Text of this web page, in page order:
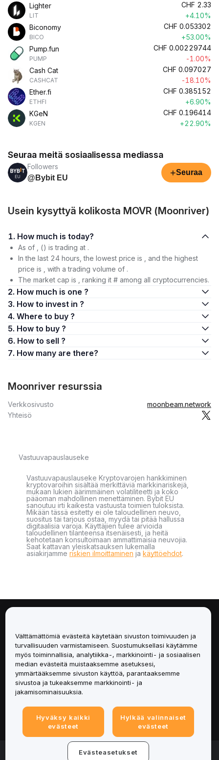
Lighter
LIT
CHF 2.33
+4.10%
Biconomy
BICO
CHF 0.053302
+53.00%
Pump.fun
PUMP
CHF 0.00229744
-1.00%
Cash Cat
CASHCAT
CHF 0.097027
-18.10%
Ether.fi
ETHFI
CHF 0.385152
+6.90%
KGeN
KGEN
CHF 0.196414
+22.90%
Seuraa meitä sosiaalisessa mediassa
Followers
@Bybit EU
+Seuraa
Usein kysyttyä kolikosta MOVR (Moonriver)
1. How much is today?
As of , () is trading at .
In the last 24 hours, the lowest price is , and the highest
price is , with a trading volume of .
The market cap is , ranking it # among all cryptocurrencies.
2. How much is one ?
3. How to invest in ?
4. Where to buy ?
5. How to buy ?
6. How to sell ?
7. How many are there?
Moonriver resurssia
Verkkosivusto
moonbeam.network
Yhteisö
Vastuuvapauslauseke
Vastuuvapauslauseke Kryptovarojen hankkiminen
kryptovaroihin sisältää merkittäviä markkinariskejä,
mukaan lukien äärimmäinen volatiliteetti ja koko
pääoman mahdollinen menettäminen. Bybit EU
sanoutuu irti kaikesta vastuusta toimien tuloksista.
Mikään tässä esitetty ei ole taloudellinen neuvo,
suositus tai tarjous ostaa, myydä tai pitää hallussa
digitaalisia varoja. Käyttäjien tulee arvioida
taloudellinen tilanteensa itsenäisesti, ja heitä
kehotetaan konsultoimaan ammattimaisia neuvojia.
Saat kattavan yleiskatsauksen lukemalla
asiakirjamme riskien ilmoittaminen ja käyttöehdot.
Palvelut
Tuki
Tuotteet
Lakiasiat
© 2025-2026 Bybit.eu. All rights reserved.
Välttämättömiä evästeitä käytetään sivuston toimivuuden ja
turvallisuuden varmistamiseen. Suostumuksellasi käytämme
myös toiminnallisia, analytiikka-, markkinointi- ja sosiaalisen
median evästeitä muistaaksemme asetuksesi,
ymmärtääksemme sivuston käyttöä, parantaaksemme
sivustoa ja tukeaksemme markkinointi- ja
jakamisominaisuuksia.
Hyväksy kaikki
evästeet
Hylkää valinnaiset
evästeet
Evästeasetukset